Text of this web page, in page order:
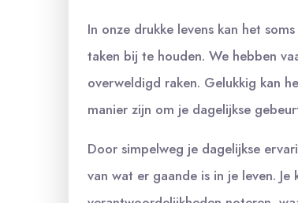
In onze drukke levens kan het
taken bij te houden. We hebben
overweldigd raken. Gelukkig kan
manier zijn om je dagelijkse
Door simpelweg je dagelijkse
van wat er gaande is in je leven.